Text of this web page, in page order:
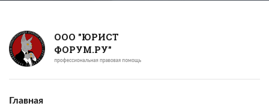
ООО "ЮРИСТ
ФОРУМ.РУ"
Главная